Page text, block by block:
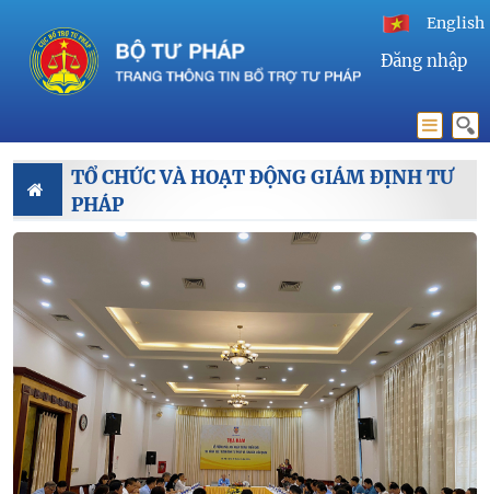
English
Đăng nhập
TỔ CHỨC VÀ HOẠT ĐỘNG GIÁM ĐỊNH TƯ
PHÁP